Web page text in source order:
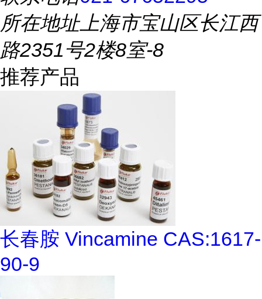
所在地址上海市宝山区长江西
路2351号2楼8室-8
推荐产品
长春胺 Vincamine CAS:1617-
90-9